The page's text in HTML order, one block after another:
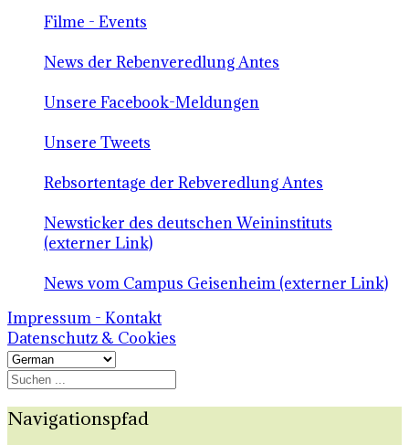
Filme - Events
News der Rebenveredlung Antes
Unsere Facebook-Meldungen
Unsere Tweets
Rebsortentage der Rebveredlung Antes
Newsticker des deutschen Weininstituts
(externer Link)
News vom Campus Geisenheim (externer Link)
Impressum - Kontakt
Datenschutz & Cookies
Navigationspfad